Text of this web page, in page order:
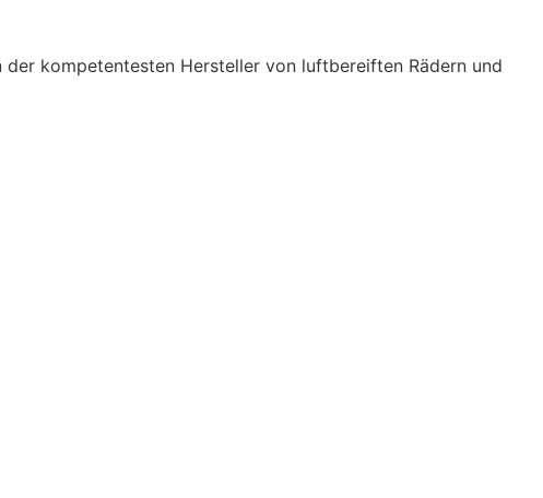
kompetentesten Hersteller von luftbereiften Rädern und